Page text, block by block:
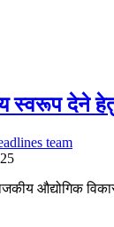
स्वरूप देने हेतु
team
औद्योगिक